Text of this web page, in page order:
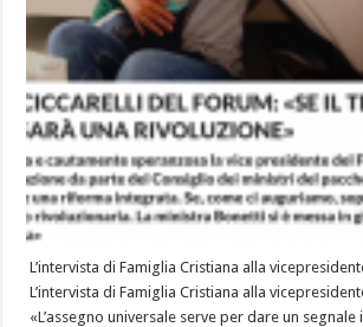
L’intervista di Famiglia Cristiana alla
L’intervista di Famiglia Cristiana alla
«L’assegno universale serve per dare un